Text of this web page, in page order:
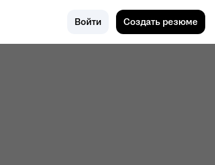
Войти Создать резюме